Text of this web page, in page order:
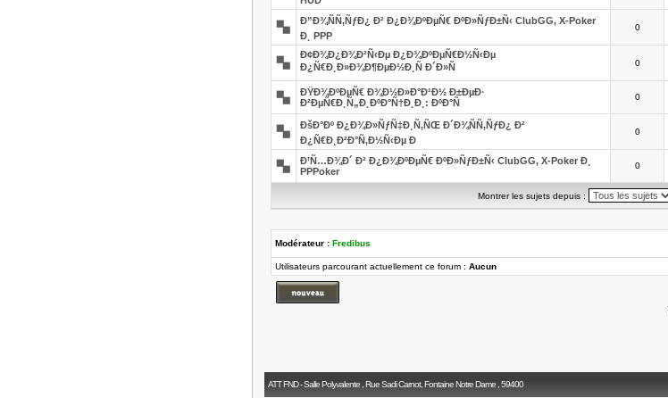
Ð”Ð¾ÑÑ‚ÑƒÐ¿ Ð² Ð¿Ð¾ÐºÐµÑ€ ÐºÐ»ÑƒÐ±Ñ‹ ClubGG, X-Poker
Ð¸ PPP
0
Ð¢Ð¾Ð¿Ð¾Ð²Ñ‹Ðµ Ð¿Ð¾ÐºÐµÑ€Ð½Ñ‹Ðµ
Ð¿Ñ€Ð¸Ð»Ð¾Ð¶ÐµÐ½Ð¸Ñ Ð´Ð»Ñ
0
ÐŸÐ¾ÐºÐµÑ€ Ð¾Ð½Ð»Ð°Ð¹Ð½ Ð±ÐµÐ·
Ð²ÐµÑ€Ð¸Ñ„Ð¸ÐºÐ°Ñ†Ð¸Ð¸: ÐºÐ°Ñ
0
ÐšÐ°Ðº Ð¿Ð¾Ð»ÑƒÑ‡Ð¸Ñ‚ÑŒ Ð´Ð¾ÑÑ‚ÑƒÐ¿ Ð²
Ð¿Ñ€Ð¸Ð²Ð°Ñ‚Ð½Ñ‹Ðµ Ð
0
Ð’Ñ…Ð¾Ð´ Ð² Ð¿Ð¾ÐºÐµÑ€ ÐºÐ»ÑƒÐ±Ñ‹ ClubGG, X-Poker Ð¸
PPPoker
0
Montrer les sujets depuis :
Modérateur : Fredibus
Utilisateurs parcourant actuellement ce forum : Aucun
ATT FND - Salle Polyvalente , Rue Sadi Carnot, Fontaine Notre Dame , 59400